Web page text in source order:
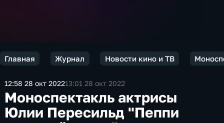
Главная Журнал Новости кино и ТВ
12:58 28 окт 202213:01 28 окт 2022
Моноспектакль актрисы
Юлии Пересильд "Пеппи